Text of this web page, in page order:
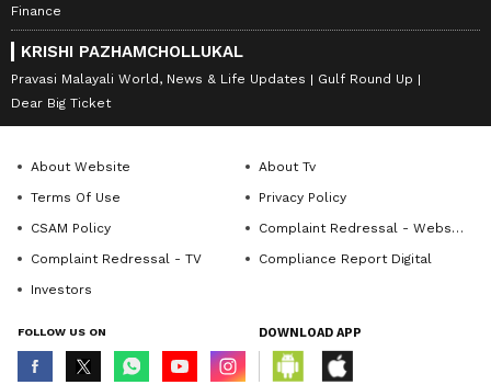
Finance
KRISHI PAZHAMCHOLLUKAL
Pravasi Malayali World, News & Life Updates
Gulf Round Up
Dear Big Ticket
About Website
About Tv
Terms Of Use
Privacy Policy
CSAM Policy
Complaint Redressal - Website
Complaint Redressal - TV
Compliance Report Digital
Investors
FOLLOW US ON DOWNLOAD APP